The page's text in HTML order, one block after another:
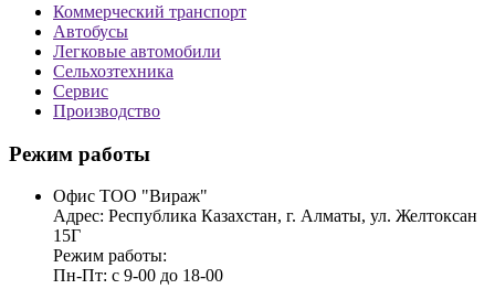
Коммерческий транспорт
Автобусы
Легковые автомобили
Сельхозтехника
Сервис
Производство
Режим работы
Офис ТОО "Вираж"
Адрес: Республика Казахстан, г. Алматы, ул. Желтоксан
15Г
Режим работы:
Пн-Пт: с 9-00 до 18-00